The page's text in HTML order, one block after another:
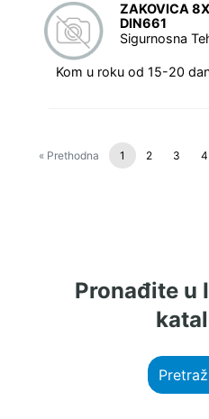
ZAKOVICA
DIN661
Sigurnosna
Kom u roku od 15-20
« Prethodna 1 2 3 4
Pronađite u